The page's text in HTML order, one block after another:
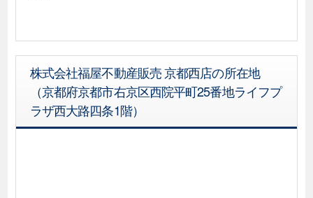
株式会社福屋不動産販売 京都西店の所在地
（京都府京都市右京区西院平町25番地ライフプ
ラザ西大路四条1階）